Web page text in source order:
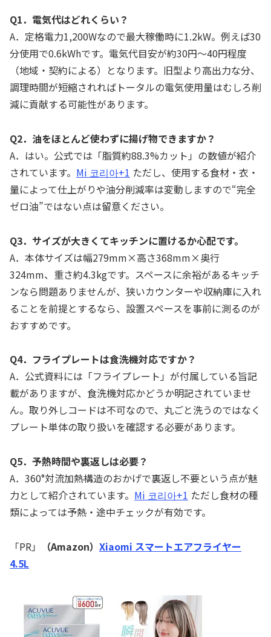
Q1．電気代はどれくらい？
A．定格電力1,200Wなので最大稼働時に1.2kW。例えば30
分使用で0.6kWhです。電気代目安が約30円～40円程度
（地域・契約による）となります。旧型より高出力な分、
調理時間が短縮されればトータルの電気使用量はむしろ削
減に貢献する可能性があります。
Q2．油をほとんど使わずに揚げ物できますか？
A．はい。公式では「脂質約88.3%カット」の数値が紹介
されています。 Mi 코리아+1 ただし、使用する食材・衣・
量によって仕上がりや油分削減率は変動しますので“完全
ゼロ油”ではない点は留意ください。
Q3．サイズが大きくてキッチンに置けるか心配です。
A．本体サイズは幅279mm×高さ368mm×奥行
324mm、重さ約4.3kgです。スペースに余裕があるキッチ
ンなら問題ありませんが、狭いカウンターや収納庫に入れ
ることを前提とするなら、設置スペースを事前に測るのが
おすすめです。
Q4．フライプレートは食洗機対応ですか？
A．公式資料には「フライプレート」が付属している旨記
載がありますが、食洗機対応かどうか明記されていませ
ん。取り外しコードは不可なので、丸ごと洗うのではなく
プレート単体の取り扱いを確認する必要があります。
Q5．予熱時間や裏返しは必要？
A．360°対流加熱構造のおかげで裏返し不要という点が魅
力として紹介されています。 Mi 코리아+1 ただし食材の種
類によっては予熱・途中チェックが有効です。
「PR」 （Amazon） Xiaomi スマートエアフライヤー
4.5L